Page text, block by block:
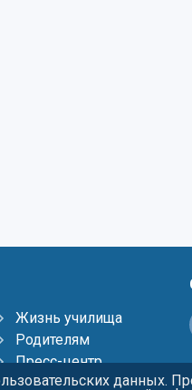
Жизнь училища
Родителям
Пресс-центр
Карта сайта
данных.